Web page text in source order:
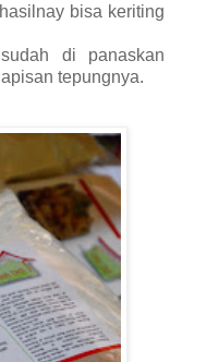
bisa keriting
di panaskan
tepungnya.